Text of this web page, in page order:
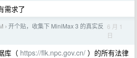
需求了
› 开个贴，收集下 MiniMax 3 的真实反 6 月 1
日
库（ https://flk.npc.gov.cn/ ）的所有法律